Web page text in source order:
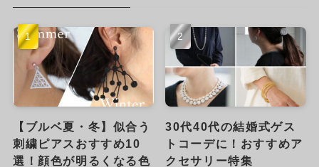
【ブルベ夏・冬】似合う
刺繍ピアスおすすめ10
選！顔色が明るくなる色
30代40代の結婚式ゲス
トコーデに！おすすめア
クセサリー特集